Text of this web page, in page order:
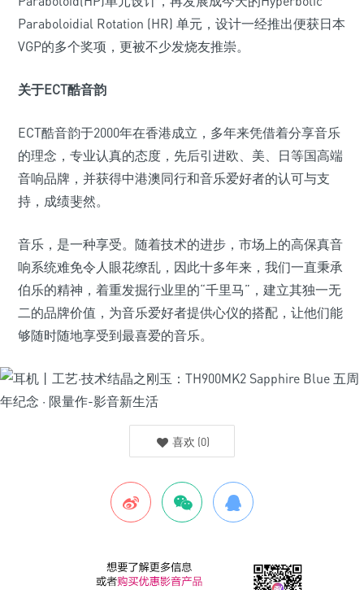
Paraboloidial Rotation (HR) 单元，设计一经推出便获日本
VGP的多个奖项，更被不少发烧友推崇。
关于ECT酷音韵
ECT酷音韵于2000年在香港成立，多年来凭借着分享音乐
的理念，专业认真的态度，先后引进欧、美、日等国高端
音响品牌，并获得中港澳同行和音乐爱好者的认可与支
持，成绩斐然。
音乐，是一种享受。随着技术的进步，市场上的高保真音
响系统难免令人眼花缭乱，因此十多年来，我们一直秉承
伯乐的精神，着重发掘行业里的“千里马”，建立其独一无
二的品牌价值，为音乐爱好者提供心仪的搭配，让他们能
够随时随地享受到最喜爱的音乐。
喜欢 (0)